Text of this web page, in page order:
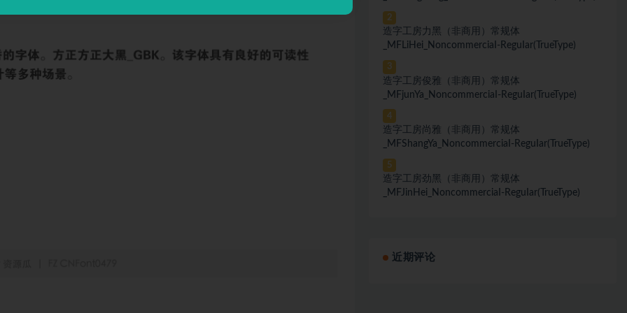
2
造字工房力黑（非商用）常规体
_MFLiHei_NoncommerciaI-ReguIar(TrueType)
3
造字工房俊雅（非商用）常规体
_MFjunYa_NoncommerciaI-ReguIar(TrueType)
4
造字工房尚雅（非商用）常规体
_MFShangYa_NoncommerciaI-ReguIar(TrueType)
5
造字工房劲黑（非商用）常规体
_MFJinHei_NoncommerciaI-ReguIar(TrueType)
近期评论